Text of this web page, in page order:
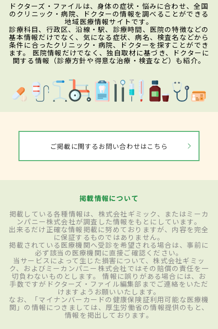
ドクターズ・ファイルは、身体の症状・悩みに合わせ、全国
のクリニック・病院、ドクターの情報を調べることができる
地域医療情報サイトです。
診療科目、行政区、沿線・駅、診療時間、医院の特徴などの
基本情報だけでなく、気になる症状、病名、検査名などから
条件に合ったクリニック・病院、ドクターを探すことができ
ます。 医院情報だけでなく、独自取材に基づき、ドクターに
関する情報（診療方針や得意な治療・検査など）も紹介。
ご掲載に関するお問い合わせはこちら
掲載情報について
掲載している各種情報は、株式会社ギミック、またはミーカ
ンパニー株式会社が調査した情報をもとにしています。
出来るだけ正確な情報掲載に努めておりますが、内容を完全
に保証するものではありません。
掲載されている医療機関へ受診を希望される場合は、事前に
必ず該当の医療機関に直接ご確認ください。
当サービスによって生じた損害について、株式会社ギミッ
ク、およびミーカンパニー株式会社ではその賠償の責任を一
切負わないものとします。 情報に誤りがある場合には、お
手数ですがドクターズ・ファイル編集部までご連絡をいただ
けますようお願いいたします。
なお、「マイナンバーカードの健康保険証利用可能な医療機
関」の情報につきましては、厚生労働省の情報提供のもと、
情報を掲出しております。